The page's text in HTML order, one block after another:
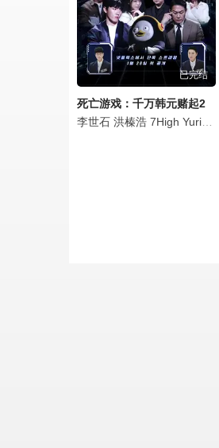
已完结
死亡游戏：千万韩元赌起2
李世石 洪榛浩 7High Yurisa